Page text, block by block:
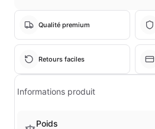
Qualité premium
Retours faciles
Informations produit
Poids